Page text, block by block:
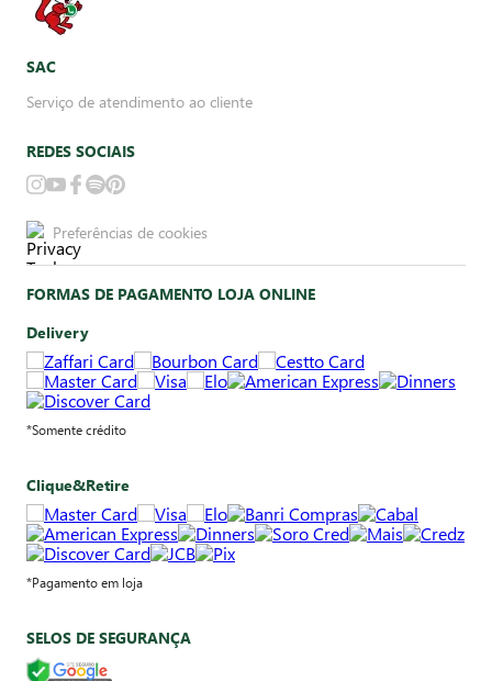
SAC
Serviço de atendimento ao cliente
REDES SOCIAIS
Preferências de cookies
FORMAS DE PAGAMENTO LOJA ONLINE
Delivery
*Somente crédito
Clique&Retire
*Pagamento em loja
SELOS DE SEGURANÇA